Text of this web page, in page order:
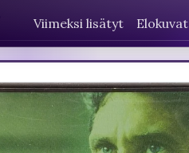
Viimeksi lisätyt Elokuvat